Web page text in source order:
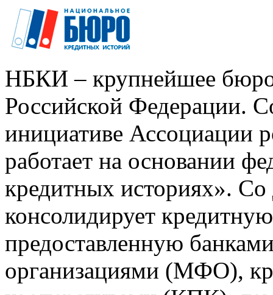
НБКИ – крупнейшее
Российской Федерации.
инициативе Ассоциации
работает на основании
кредитных историях».
консолидирует
предоставленную
организациями (МФО),